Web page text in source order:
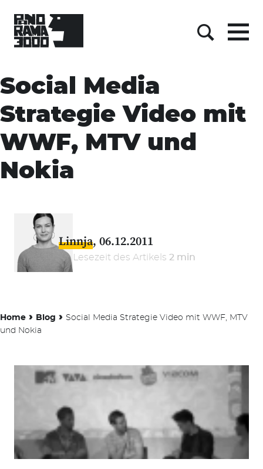
content
Menu
Social Media
Strategie Video mit
WWF, MTV und
Nokia
Linnja 06.12.2011
Lesezeit des Artikels 2 min
Home › Blog › Social Media Strategie Video mit WWF, MTV
und Nokia